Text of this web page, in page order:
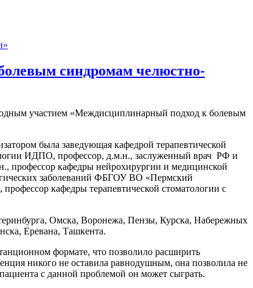
синдромам челюстно-
участием «Междисциплинарный подход к болевым
была заведующая кафедрой терапевтической
ИДПО, профессор, д.м.н., заслуженный врач РФ и
профессор кафедры нейрохирургии и медицинской
заболеваний ФБГОУ ВО «Пермский
кафедры терапевтической стоматологии с
Омска, Воронежа, Пензы, Курска, Набережных
Еревана, Ташкента.
формате, что позволило расширить
никого не оставила равнодушным, она позволила не
с данной проблемой он может сыграть.